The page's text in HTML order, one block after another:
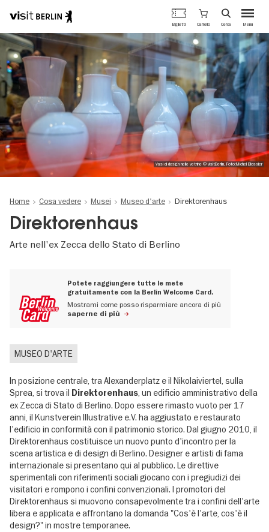
Salta
contenuto
principale
Portale
ufficiale
del
turismo
di
Berlino
Menu
Biglietti Carrello Cerca
Vasi di design nelle vetrine © visitBerlin, Foto:Michel Blossier
Home Cosa vedere Musei Museo d'arte Direktorenhaus
Direktorenhaus
Arte nell'ex Zecca dello Stato di Berlino
Potete raggiungere tutte le mete
gratuitamente con la Berlin Welcome Card.
Mostrami come posso risparmiare ancora di più
saperne di più
MUSEO D'ARTE
In posizione centrale, tra Alexanderplatz e il Nikolaiviertel, sulla
Sprea, si trova il Direktorenhaus, un edificio amministrativo della
ex Zecca di Stato di Berlino. Dopo essere rimasto vuoto per 17
anni, il Kunstverein Illustrative e.V. ha aggiustato e restaurato
l'edificio in conformità con il patrimonio storico. Dal giugno 2010, il
Direktorenhaus costituisce un nuovo punto d'incontro per la
scena artistica e di design di Berlino. Designer e artisti di fama
internazionale si presentano qui al pubblico. Le direttive
sperimentali con riferimenti sociali giocano con i pregiudizi dei
visitatori e rompono i confini convenzionali. I promotori del
Direktorenhaus si muovono consapevolmente tra i confini dell'arte
libera e applicata e affrontano la domanda "Cos'è l'arte, cos'è il
design?" in mostre temporanee.